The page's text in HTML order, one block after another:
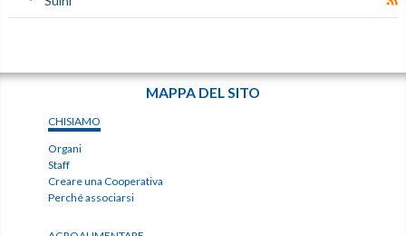
MAPPA DEL SITO
CHISIAMO
Organi
Staff
Creare una Cooperativa
Perché associarsi